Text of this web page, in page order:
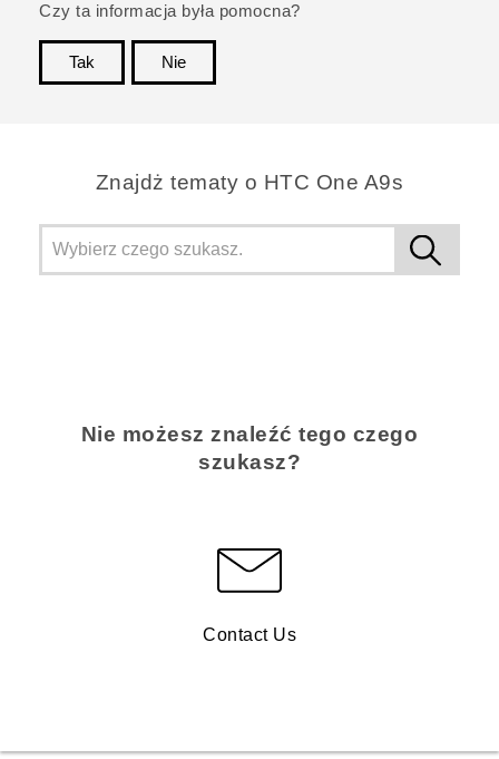
Czy ta informacja była pomocna?
Tak
Nie
Znajdż tematy o HTC One A9s
Nie możesz znaleźć tego czego
szukasz?
Contact Us